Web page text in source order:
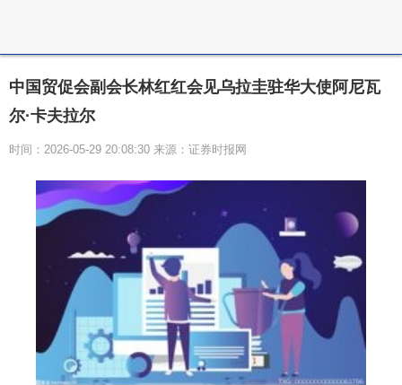
中国贸促会副会长林红红会见乌拉圭驻华大使阿尼瓦
尔·卡夫拉尔
时间：2026-05-29 20:08:30 来源：证券时报网